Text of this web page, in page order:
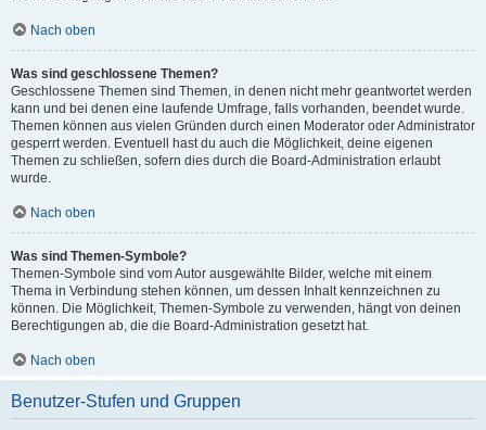
Nach oben
Was sind geschlossene Themen?
Geschlossene Themen sind Themen, in denen nicht mehr geantwortet werden
kann und bei denen eine laufende Umfrage, falls vorhanden, beendet wurde.
Themen können aus vielen Gründen durch einen Moderator oder Administrator
gesperrt werden. Eventuell hast du auch die Möglichkeit, deine eigenen
Themen zu schließen, sofern dies durch die Board-Administration erlaubt
wurde.
Nach oben
Was sind Themen-Symbole?
Themen-Symbole sind vom Autor ausgewählte Bilder, welche mit einem
Thema in Verbindung stehen können, um dessen Inhalt kennzeichnen zu
können. Die Möglichkeit, Themen-Symbole zu verwenden, hängt von deinen
Berechtigungen ab, die die Board-Administration gesetzt hat.
Nach oben
Benutzer-Stufen und Gruppen